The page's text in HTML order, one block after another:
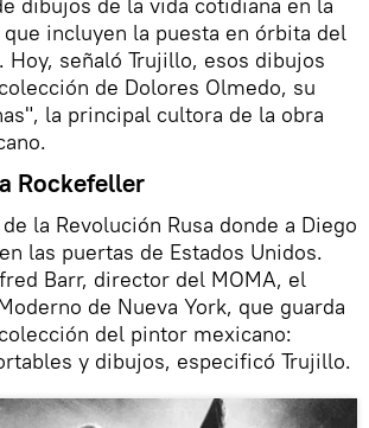
dibujos de la vida cotidiana en la
incluyen la puesta en órbita del
Hoy, señaló Trujillo, esos dibujos
de Dolores Olmedo, su
la principal cultora de la obra
Rockefeller
la Revolución Rusa donde a Diego
las puertas de Estados Unidos.
Barr, director del MOMA, el
de Nueva York, que guarda
del pintor mexicano:
y dibujos, especificó Trujillo.